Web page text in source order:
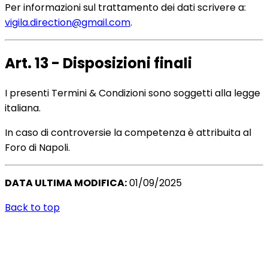
Per informazioni sul trattamento dei dati scrivere a:
vigila.direction@gmail.com.
Art. 13 - Disposizioni finali
I presenti Termini & Condizioni sono soggetti alla legge
italiana.
In caso di controversie la competenza è attribuita al
Foro di Napoli.
DATA ULTIMA MODIFICA:01/09/2025
Back to top